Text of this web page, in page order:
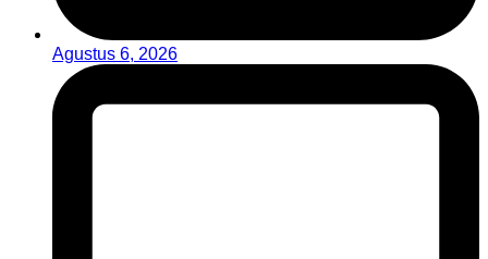
Agustus 6, 2026